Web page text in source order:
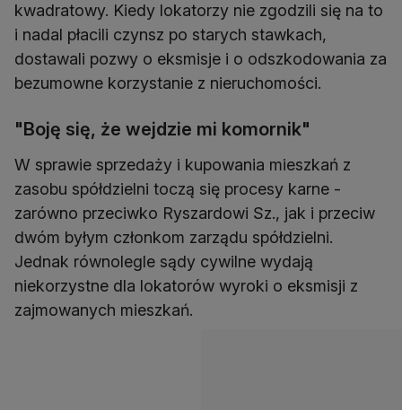
kwadratowy. Kiedy lokatorzy nie zgodzili się na to
i nadal płacili czynsz po starych stawkach,
dostawali pozwy o eksmisje i o odszkodowania za
bezumowne korzystanie z nieruchomości.
"Boję się, że wejdzie mi komornik"
W sprawie sprzedaży i kupowania mieszkań z
zasobu spółdzielni toczą się procesy karne -
zarówno przeciwko Ryszardowi Sz., jak i przeciw
dwóm byłym członkom zarządu spółdzielni.
Jednak równolegle sądy cywilne wydają
niekorzystne dla lokatorów wyroki o eksmisji z
zajmowanych mieszkań.